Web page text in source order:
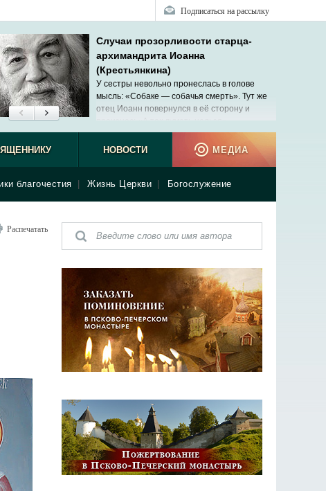
Подписаться на рассылку
Случаи прозорливости старца-
архимандрита Иоанна
(Крестьянкина)
У сестры невольно пронеслась в голове
мысль: «Собаке — собачья смерть». Тут же
отец Иоанн повернулся в её сторону и
благочестия Жизнь Церкви Богослужение
НОВОСТИ МЕДИА
Распечатать